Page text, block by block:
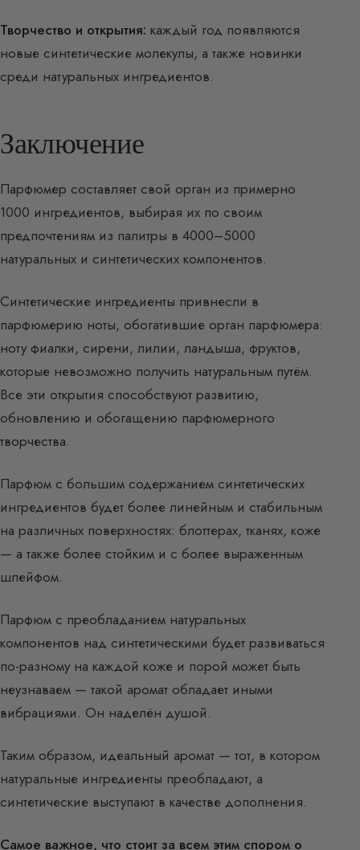
Творчество и открытия: каждый год появляются
новые синтетические молекулы, а также новинки
среди натуральных ингредиентов.
Заключение
Парфюмер составляет свой орган из примерно
1000 ингредиентов, выбирая их по своим
предпочтениям из палитры в 4000–5000
натуральных и синтетических компонентов.
Синтетические ингредиенты привнесли в
парфюмерию ноты, обогатившие орган парфюмера:
ноту фиалки, сирени, лилии, ландыша, фруктов,
которые невозможно получить натуральным путём.
Все эти открытия способствуют развитию,
обновлению и обогащению парфюмерного
творчества.
Парфюм с большим содержанием синтетических
ингредиентов будет более линейным и стабильным
на различных поверхностях: блоттерах, тканях, коже
— а также более стойким и с более выраженным
шлейфом.
Парфюм с преобладанием натуральных
компонентов над синтетическими будет развиваться
по-разному на каждой коже и порой может быть
неузнаваем — такой аромат обладает иными
вибрациями. Он наделён душой.
Таким образом, идеальный аромат — тот, в котором
натуральные ингредиенты преобладают, а
синтетические выступают в качестве дополнения.
Самое важное, что стоит за всем этим спором о